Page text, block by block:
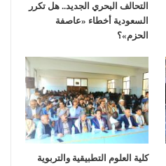
التحالف البحري الجديد.. هل تكرر
السعودية أخطاء «عاصفة
الحزم»؟
كلية العلوم التطبيقية والتربوية